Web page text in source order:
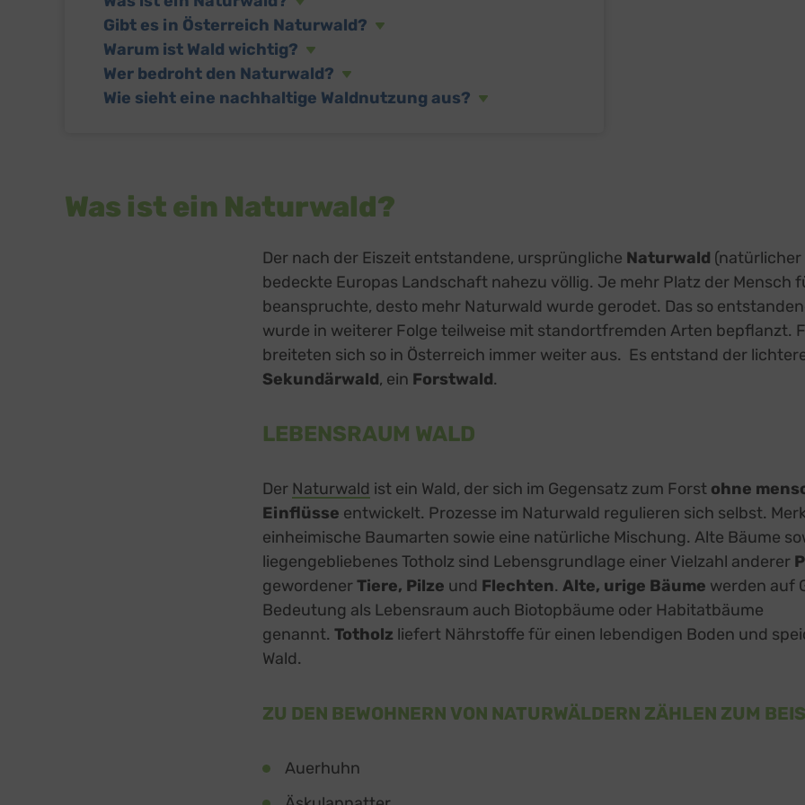
Gibt es in Österreich Naturwald?
Warum ist Wald wichtig?
Wer bedroht den Naturwald?
Wie sieht eine nachhaltige Waldnutzung aus?
Was ist ein Naturwald?
Der nach der Eiszeit entstandene, ursprüngliche Naturwald (natürlicher
bedeckte Europas Landschaft nahezu völlig. Je mehr Platz der Mensch
beanspruchte, desto mehr Naturwald wurde gerodet. Das so
wurde in weiterer Folge teilweise mit standortfremden Arten bepflanzt.
breiteten sich so in Österreich immer weiter aus. Es entstand der
Sekundärwald, ein Forstwald.
LEBENSRAUM WALD
Der Naturwald external link, opens in a new tab
ist ein Wald, der sich im Gegensatz zum Forst ohne
Einflüsse entwickelt. Prozesse im Naturwald regulieren sich selbst.
einheimische Baumarten sowie eine natürliche Mischung. Alte Bäume
liegengebliebenes Totholz sind Lebensgrundlage einer Vielzahl anderer
gewordenerTiere, Pilze und Flechten. Alte, urige Bäume werden auf
Bedeutung als Lebensraum auch Biotopbäume oder Habitatbäume
genannt. Totholz liefert Nährstoffe für einen lebendigen Boden und
Wald.
ZU DEN BEWOHNERN VON NATURWÄLDERN ZÄHLEN ZUM
Auerhuhn
Einbindung zusätzlicher Informationen
Facebook
Meta Platforms Ireland Ltd., Irland
Spotteron Maps
TYPEFORM S.L., Spanien
Details
Vimeo
Vimeo Inc., USA
YouTube
Google Ireland Limited, Irland
Details